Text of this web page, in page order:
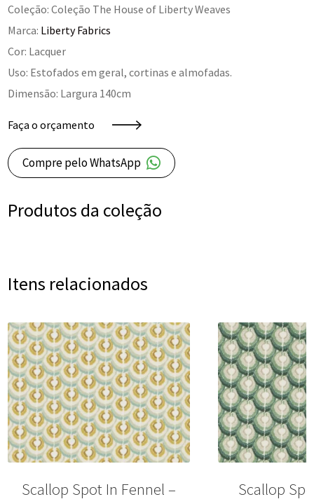
Coleção: Coleção The House of Liberty Weaves
Marca: Liberty Fabrics
Cor: Lacquer
Uso: Estofados em geral, cortinas e almofadas.
Dimensão: Largura 140cm
Faça o orçamento
Compre pelo WhatsApp
Produtos da coleção
Itens relacionados
Scallop Spot In Fennel – Scallop